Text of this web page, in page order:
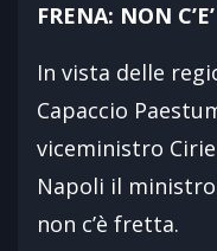
FRENA: NON
In vista delle
Capaccio
viceministro
Napoli il
non c’è fretta.